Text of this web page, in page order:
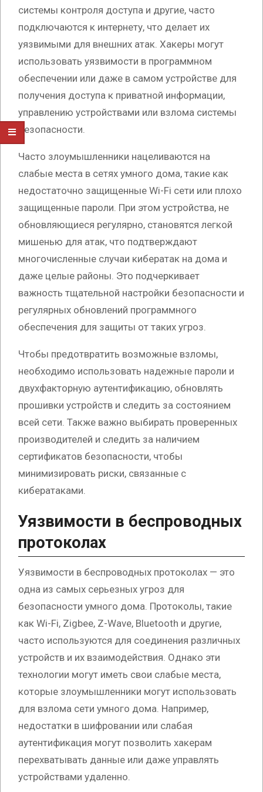
системы контроля доступа и другие, часто
подключаются к интернету, что делает их
уязвимыми для внешних атак. Хакеры могут
использовать уязвимости в программном
обеспечении или даже в самом устройстве для
получения доступа к приватной информации,
управлению устройствами или взлома системы
безопасности.
Часто злоумышленники нацеливаются на
слабые места в сетях умного дома, такие как
недостаточно защищенные Wi-Fi сети или плохо
защищенные пароли. При этом устройства, не
обновляющиеся регулярно, становятся легкой
мишенью для атак, что подтверждают
многочисленные случаи кибератак на дома и
даже целые районы. Это подчеркивает
важность тщательной настройки безопасности и
регулярных обновлений программного
обеспечения для защиты от таких угроз.
Чтобы предотвратить возможные взломы,
необходимо использовать надежные пароли и
двухфакторную аутентификацию, обновлять
прошивки устройств и следить за состоянием
всей сети. Также важно выбирать проверенных
производителей и следить за наличием
сертификатов безопасности, чтобы
минимизировать риски, связанные с
кибератаками.
Уязвимости в беспроводных
протоколах
Уязвимости в беспроводных протоколах — это
одна из самых серьезных угроз для
безопасности умного дома. Протоколы, такие
как Wi-Fi, Zigbee, Z-Wave, Bluetooth и другие,
часто используются для соединения различных
устройств и их взаимодействия. Однако эти
технологии могут иметь свои слабые места,
которые злоумышленники могут использовать
для взлома сети умного дома. Например,
недостатки в шифровании или слабая
аутентификация могут позволить хакерам
перехватывать данные или даже управлять
устройствами удаленно.